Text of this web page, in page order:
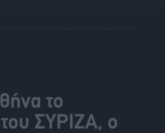
το
ΣΥΡΙΖΑ, ο